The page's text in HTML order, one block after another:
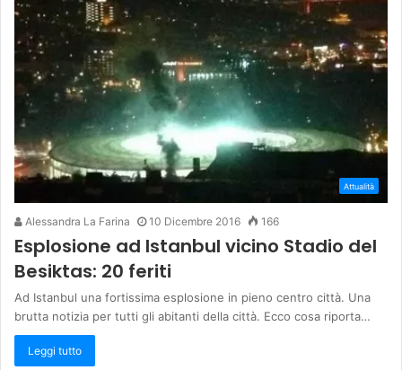
Attualità
Alessandra La Farina 10 Dicembre 2016 166
Esplosione ad Istanbul vicino Stadio del
Besiktas: 20 feriti
Ad Istanbul una fortissima esplosione in pieno centro città. Una
brutta notizia per tutti gli abitanti della città. Ecco cosa riporta…
Leggi tutto